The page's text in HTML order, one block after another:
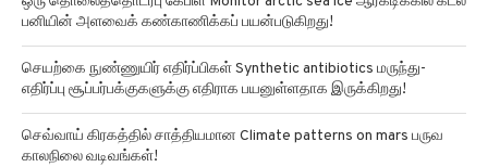
பனியின் அளவைக் கண்காணிக்கப் பயன்படுகிறது!
செயற்கை நுண்ணுயிர் எதிர்ப்பிகள் Synthetic antibiotics மருந்து-
எதிர்ப்பு சூப்பர்பக்குகளுக்கு எதிராக பயனுள்ளதாக இருக்கிறது!
செவ்வாய் கிரகத்தில் சாத்தியமான Climate patterns on mars பருவ
காலநிலை வடிவங்கள்!